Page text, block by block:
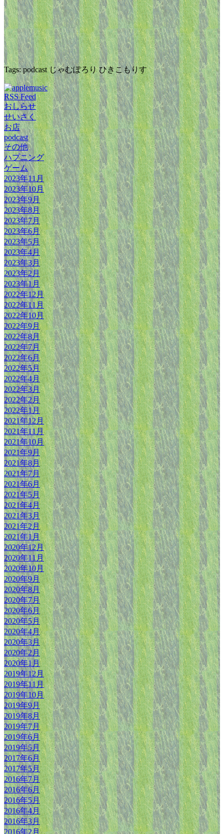
Tags: podcast じゃむぽろり ひきこもりす
RSS Feed
おしらせ
せいさく
お店
podcast
その他
ハプニング
ゲーム
2023年11月
2023年10月
2023年9月
2023年8月
2023年7月
2023年6月
2023年5月
2023年4月
2023年3月
2023年2月
2023年1月
2022年12月
2022年11月
2022年10月
2022年9月
2022年8月
2022年7月
2022年6月
2022年5月
2022年4月
2022年3月
2022年2月
2022年1月
2021年12月
2021年11月
2021年10月
2021年9月
2021年8月
2021年7月
2021年6月
2021年5月
2021年4月
2021年3月
2021年2月
2021年1月
2020年12月
2020年11月
2020年10月
2020年9月
2020年8月
2020年7月
2020年6月
2020年5月
2020年4月
2020年3月
2020年2月
2020年1月
2019年12月
2019年11月
2019年10月
2019年9月
2019年8月
2019年7月
2019年6月
2019年5月
2017年6月
2017年5月
2016年7月
2016年6月
2016年5月
2016年4月
2016年3月
2016年2月